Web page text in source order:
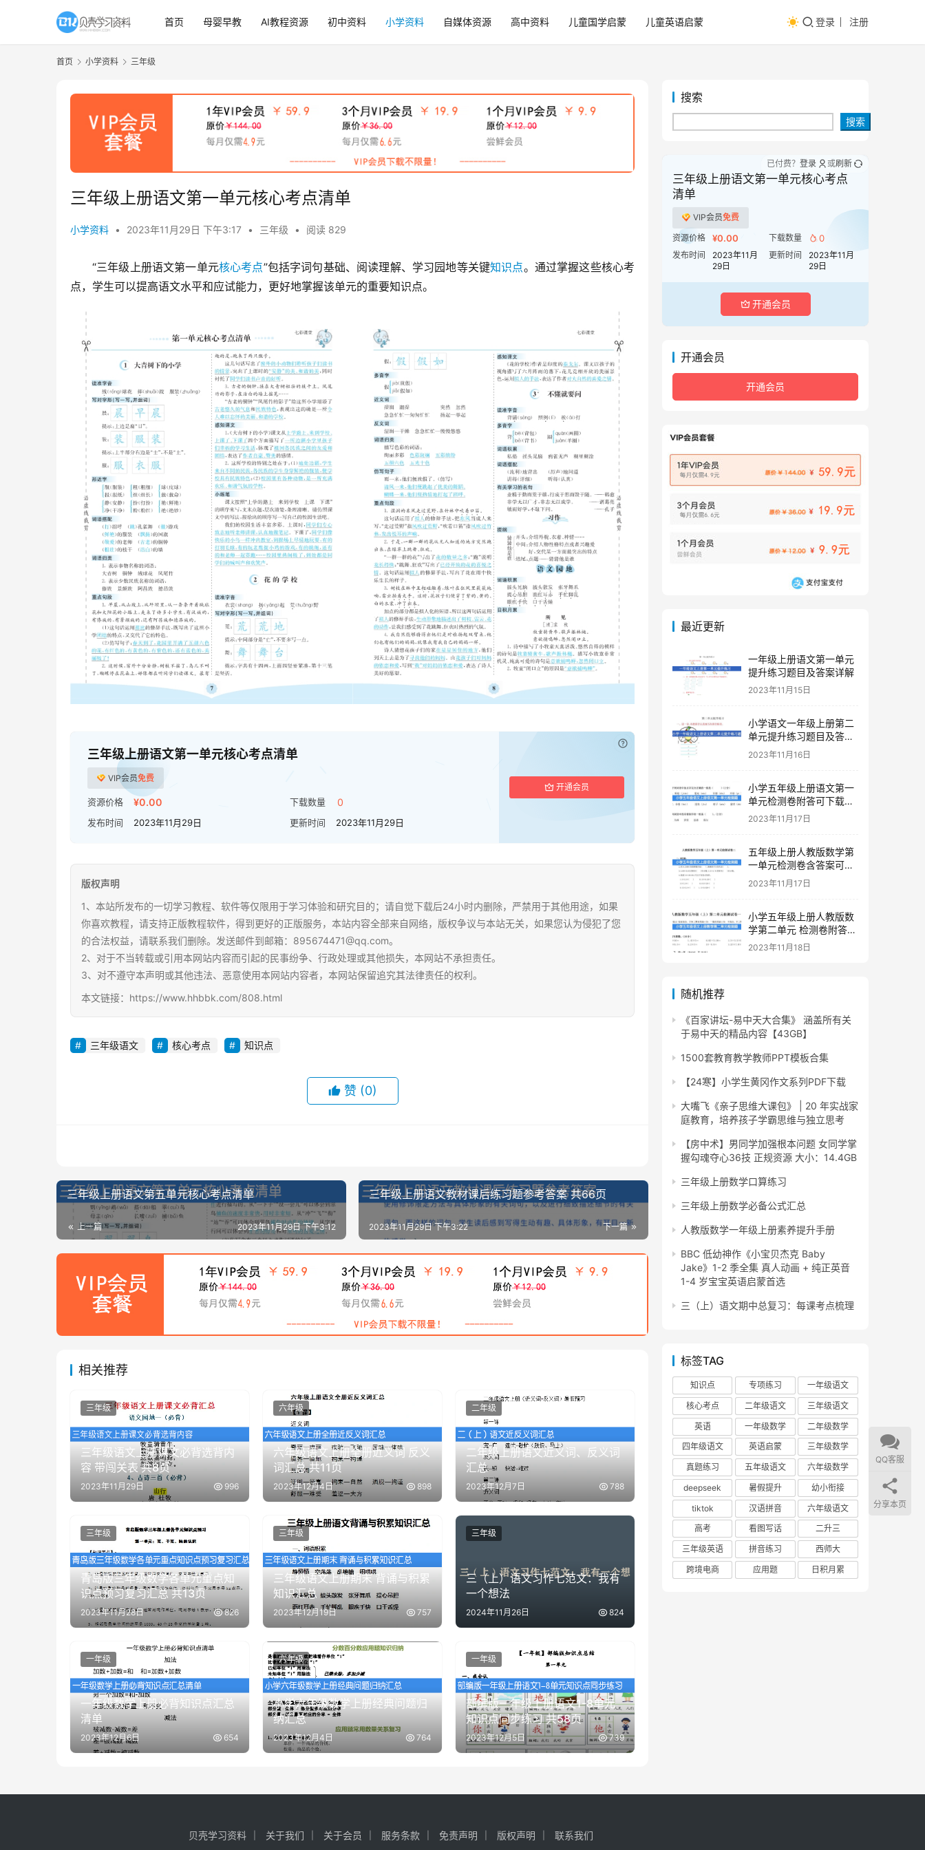
首页 母婴早教 AI教程资源 初中资料 小学资料 自媒体资源 高中资料 儿童国学启蒙 儿童英语启蒙 登录 注册
首页 小学资料 三年级
三年级上册语文第一单元核心考点清单
小学资料 • 2023年11月29日 下午3:17 • 三年级 • 阅读 829
“三年级上册语文第一单元核心考点”包括字词句基础、阅读理解、学习园地等关键知识点。通过掌握这些核心考
点，学生可以提高语文水平和应试能力，更好地掌握该单元的重要知识点。
三年级上册语文第一单元核心考点清单
VIP会员免费
资源价格 ¥0.00 下载数量 0
发布时间 2023年11月29日 更新时间 2023年11月29日
开通会员
或
版权声明
1、本站所发布的一切学习教程、软件等仅限用于学习体验和研究目的；请自觉下载后24小时内删除，严禁用于其他用途，如果
你喜欢教程，请支持正版教程软件，得到更好的正版服务，本站内容全部来自网络，版权争议与本站无关，如果您认为侵犯了您
的合法权益，请联系我们删除。发送邮件到邮箱：895674471@qq.com。
2、对于不当转载或引用本网站内容而引起的民事纷争、行政处理或其他损失，本网站不承担责任。
3、对不遵守本声明或其他违法、恶意使用本网站内容者，本网站保留追究其法律责任的权利。
本文链接：https://www.hhbbk.com/808.html
三年级语文 核心考点 知识点
赞 (0)
三年级上册语文第五单元核心考点清单
上一篇 2023年11月29日 下午3:12
三年级上册语文教材课后练习题参考答案 共66页
下一篇
2023年11月29日 下午3:22
相关推荐
三年级语文上册课文必背选背内
容 带闯关表 共8页
2023年11月29日 996
三年级
六年级语文上册全册近义词 反义
词汇总 共11页
2023年12月4日 898
六年级
二年级上册语文近义词、反义词
汇总
2023年12月7日 788
二年级
青岛版三年级数学各单元重点知
识点预习复习汇总 共13页
2023年11月28日 826
三年级
三年级语文上册期末 背诵与积累
知识汇总
2023年12月19日 757
三年级
三（上）语文习作七范文：我有
一个想法
2024年11月26日 824
三年级
一年级数学上册必背知识点汇总
清单
2023年12月6日 654
一年级
小学六年级数学上册经典问题归
纳汇总
2023年12月4日 764
六年级
部编版一年级上册语文1-8单元
知识点同步练习 共58页
2023年12月5日 739
一年级
搜索
搜索
三年级上册语文第一单元核心考点
清单
VIP会员免费
资源价格
¥0.00 下载数量 0
发布时间
2023年11月
29日
更新时间
2023年11月
29日
开通会员
已付费？ 登录 或刷新
开通会员
开通会员
最近更新
一年级上册语文第一单元
提升练习题目及答案详解
2023年11月15日
小学语文一年级上册第二
单元提升练习题目及答案
下载
2023年11月16日
小学五年级上册语文第一
单元检测卷附答可下载打
印
2023年11月17日
五年级上册人教版数学第
一单元检测卷含答案可下
载打印
2023年11月17日
小学五年级上册人教版数
学第二单元 检测卷附答案
下载
2023年11月18日
随机推荐
《百家讲坛-易中天大合集》 涵盖所有关
于易中天的精品内容【43GB】
1500套教育教学教师PPT模板合集
【24寒】小学生黄冈作文系列PDF下载
大嘴飞《亲子思维大课包》 | 20 年实战家
庭教育，培养孩子学霸思维与独立思考
【房中术】男同学加强根本问题 女同学掌
握勾魂夺心36技 正规资源 大小：14.4GB
三年级上册数学口算练习
三年级上册数学必备公式汇总
人教版数学一年级上册素养提升手册
BBC 低幼神作《小宝贝杰克 Baby
Jake》1-2 季全集 真人动画 + 纯正英音
1-4 岁宝宝英语启蒙首选
三（上）语文期中总复习：每课考点梳理
标签TAG
知识点 专项练习
一年级语文
核心考点
二年级语文
三年级语文
英语
一年级数学
二年级数学
四年级语文
英语启蒙
三年级数学
真题练习
五年级语文
六年级数学
deepseek
暑假提升
幼小衔接
tiktok
汉语拼音
六年级语文
高考
看图写话
二升三
三年级英语
拼音练习
西师大
跨境电商
应用题 日积月累
贝壳学习资料 关于我们 关于会员 服务条款 免责声明 版权声明 联系我们
QQ客服
分享本页